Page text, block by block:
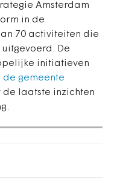
Amsterdam
in de
70 activiteiten die
De
initiatieven
gemeente
laatste inzichten